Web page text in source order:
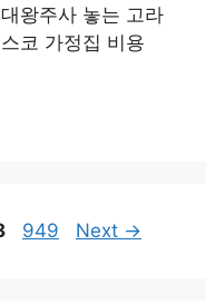
왕주사 놓는 고라
코 가정집 비용
Page
949 Next →